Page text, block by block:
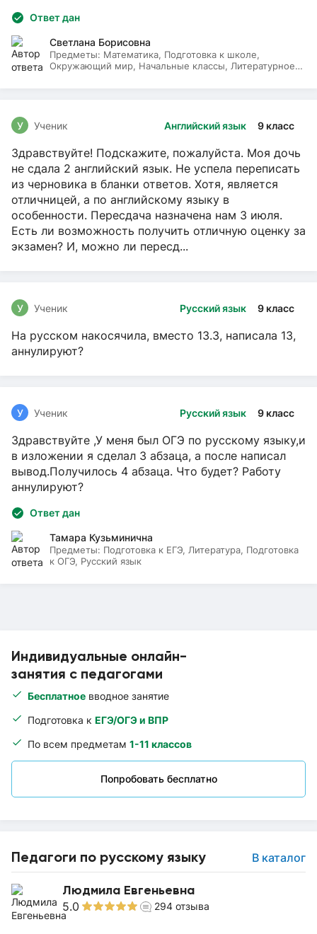
Индивидуальные онлайн-
занятия с педагогами
Бесплатное вводное занятие
Подготовка к ЕГЭ/ОГЭ и ВПР
По всем предметам 1-11 классов
Попробовать бесплатно
Педагоги по русскому языку В каталог
Людмила Евгеньевна
5.0 294 отзыва
Ответ дан
Светлана Борисовна
Предметы: Математика, Подготовка к школе,
Окружающий мир, Начальные классы, Литературное
Английский язык 9 класс
У Ученик
Здравствуйте! Подскажите, пожалуйста. Моя дочь
не сдала 2 английский язык. Не успела переписать
из черновика в бланки ответов. Хотя, является
отличницей, а по английскому языку в
особенности. Пересдача назначена нам 3 июля.
Есть ли возможность получить отличную оценку за
экзамен? И, можно ли пересд...
Русский язык 9 класс
У Ученик
На русском накосячила, вместо 13.3, написала 13,
аннулируют?
Русский язык 9 класс
У Ученик
Здравствуйте ,У меня был ОГЭ по русскому языку,и
в изложении я сделал 3 абзаца, а после написал
вывод.Получилось 4 абзаца. Что будет? Работу
аннулируют?
Ответ дан
Тамара Кузьминична
Предметы: Подготовка к ЕГЭ, Литература, Подготовка
к ОГЭ, Русский язык